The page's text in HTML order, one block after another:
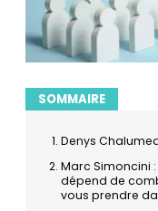
SOMMAIRE
Denys
Marc Simoncini
dépend de
vous prendre